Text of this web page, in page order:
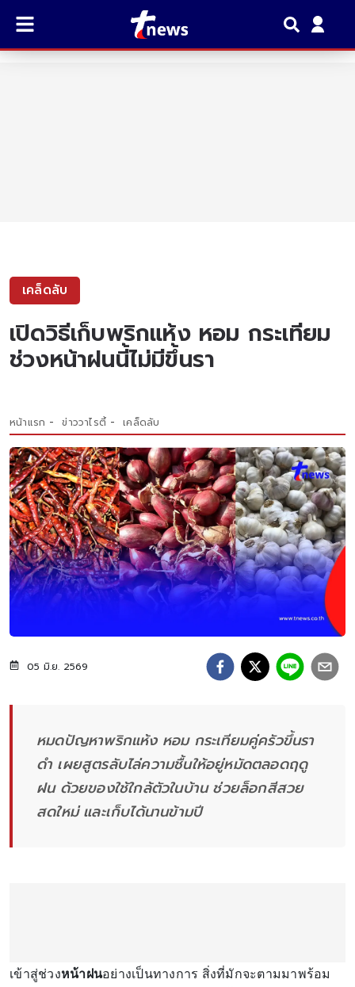
เคล็ดลับ
เปิดวิธีเก็บพริกแห้ง หอม กระเทียม
ช่วงหน้าฝนนี้ไม่มีขึ้นรา
หน้าแรก ข่าววาไรตี้ เคล็ดลับ
05 มิ.ย. 2569
หมดปัญหาพริกแห้ง หอม กระเทียมคู่ครัวขึ้นรา
ดำ เผยสูตรลับไล่ความชื้นให้อยู่หมัดตลอดฤดู
ฝน ด้วยของใช้ใกล้ตัวในบ้าน ช่วยล็อกสีสวย
สดใหม่ และเก็บได้นานข้ามปี
เข้าสู่ช่วงหน้าฝนอย่างเป็นทางการ สิ่งที่มักจะตามมาพร้อม